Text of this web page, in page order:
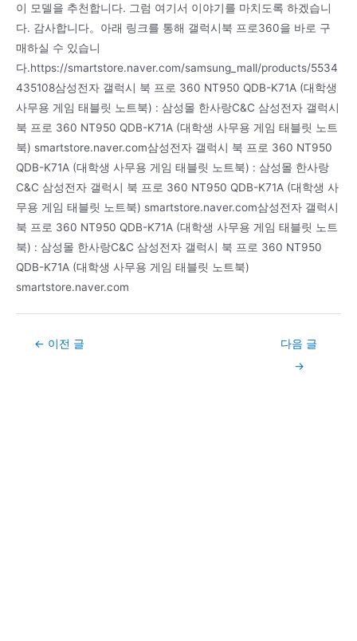
이 모델을 추천합니다. 그럼 여기서 이야기를 마치도록 하겠습니
다. 감사합니다。아래 링크를 통해 갤럭시북 프로360을 바로 구
매하실 수 있습니
다.https://smartstore.naver.com/samsung_mall/products/5534
435108삼성전자 갤럭시 북 프로 360 NT950 QDB-K71A (대학생
사무용 게임 태블릿 노트북) : 삼성몰 한사랑C&C 삼성전자 갤럭시
북 프로 360 NT950 QDB-K71A (대학생 사무용 게임 태블릿 노트
북) smartstore.naver.com삼성전자 갤럭시 북 프로 360 NT950
QDB-K71A (대학생 사무용 게임 태블릿 노트북) : 삼성몰 한사랑
C&C 삼성전자 갤럭시 북 프로 360 NT950 QDB-K71A (대학생 사
무용 게임 태블릿 노트북) smartstore.naver.com삼성전자 갤럭시
북 프로 360 NT950 QDB-K71A (대학생 사무용 게임 태블릿 노트
북) : 삼성몰 한사랑C&C 삼성전자 갤럭시 북 프로 360 NT950
QDB-K71A (대학생 사무용 게임 태블릿 노트북)
smartstore.naver.com
Post← 이전 글
다음 글
→